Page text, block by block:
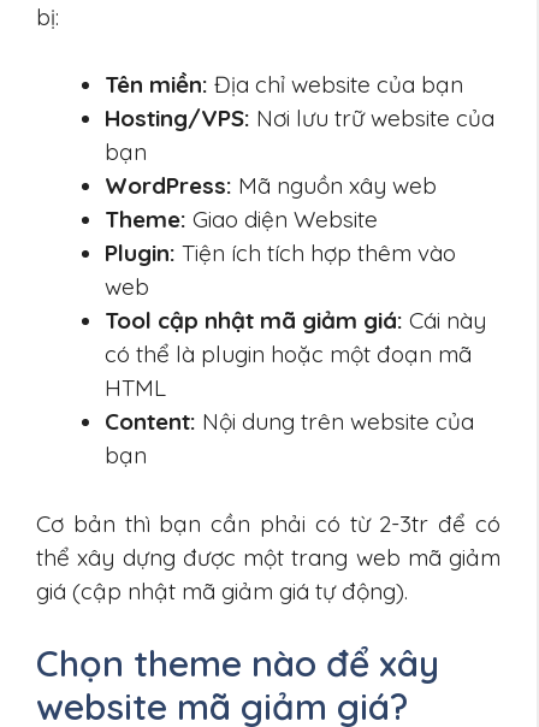
bị:
Tên miền: Địa chỉ website của bạn
Hosting/VPS: Nơi lưu trữ website của
bạn
WordPress: Mã nguồn xây web
Theme: Giao diện Website
Plugin: Tiện ích tích hợp thêm vào
web
Tool cập nhật mã giảm giá: Cái này
có thể là plugin hoặc một đoạn mã
HTML
Content: Nội dung trên website của
bạn
Cơ bản thì bạn cần phải có từ 2-3tr để có
thể xây dựng được một trang web mã giảm
giá (cập nhật mã giảm giá tự động).
Chọn theme nào để xây
website mã giảm giá?